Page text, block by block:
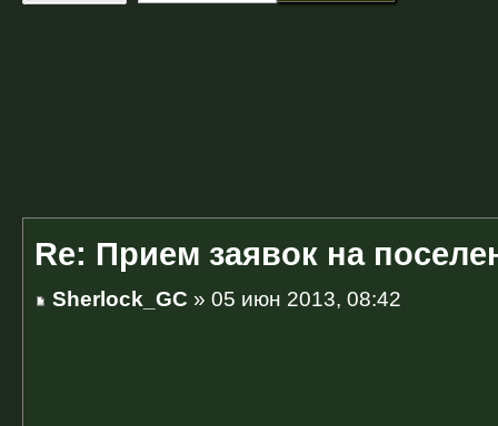
Re: Прием заявок на
Sherlock_GC » 05 июн 2013, 08:42